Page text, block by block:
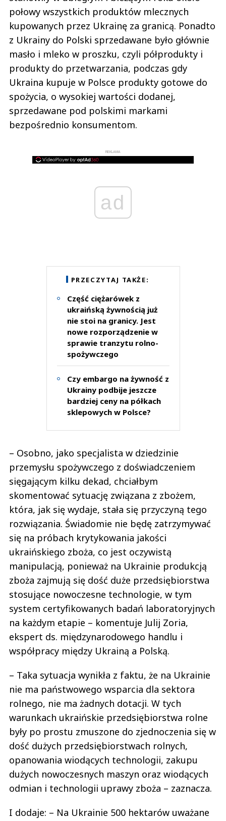
połowy wszystkich produktów mlecznych
kupowanych przez Ukrainę za granicą. Ponadto
z Ukrainy do Polski sprzedawane było głównie
masło i mleko w proszku, czyli półprodukty i
produkty do przetwarzania, podczas gdy
Ukraina kupuje w Polsce produkty gotowe do
spożycia, o wysokiej wartości dodanej,
sprzedawane pod polskimi markami
bezpośrednio konsumentom.
REKLAMA
ad
PRZECZYTAJ TAKŻE:
Część ciężarówek z
ukraińską żywnością już
nie stoi na granicy. Jest
nowe rozporządzenie w
sprawie tranzytu rolno-
spożywczego
Czy embargo na żywność z
Ukrainy podbije jeszcze
bardziej ceny na półkach
sklepowych w Polsce?
– Osobno, jako specjalista w dziedzinie
przemysłu spożywczego z doświadczeniem
sięgającym kilku dekad, chciałbym
skomentować sytuację związana z zbożem,
która, jak się wydaje, stała się przyczyną tego
rozwiązania. Świadomie nie będę zatrzymywać
się na próbach krytykowania jakości
ukraińskiego zboża, co jest oczywistą
manipulacją, ponieważ na Ukrainie produkcją
zboża zajmują się dość duże przedsiębiorstwa
stosujące nowoczesne technologie, w tym
system certyfikowanych badań laboratoryjnych
na każdym etapie – komentuje Julij Zoria,
ekspert ds. międzynarodowego handlu i
współpracy między Ukrainą a Polską.
– Taka sytuacja wynikła z faktu, że na Ukrainie
nie ma państwowego wsparcia dla sektora
rolnego, nie ma żadnych dotacji. W tych
warunkach ukraińskie przedsiębiorstwa rolne
były po prostu zmuszone do zjednoczenia się w
dość dużych przedsiębiorstwach rolnych,
opanowania wiodących technologii, zakupu
dużych nowoczesnych maszyn oraz wiodących
odmian i technologii uprawy zboża – zaznacza.
I dodaje: – Na Ukrainie 500 hektarów uważane